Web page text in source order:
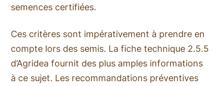
semences certifiées.
Ces critères sont impérativement à prendre en
compte lors des semis. La fiche technique 2.5.5
d’Agridea fournit des plus amples informations
à ce sujet. Les recommandations préventives